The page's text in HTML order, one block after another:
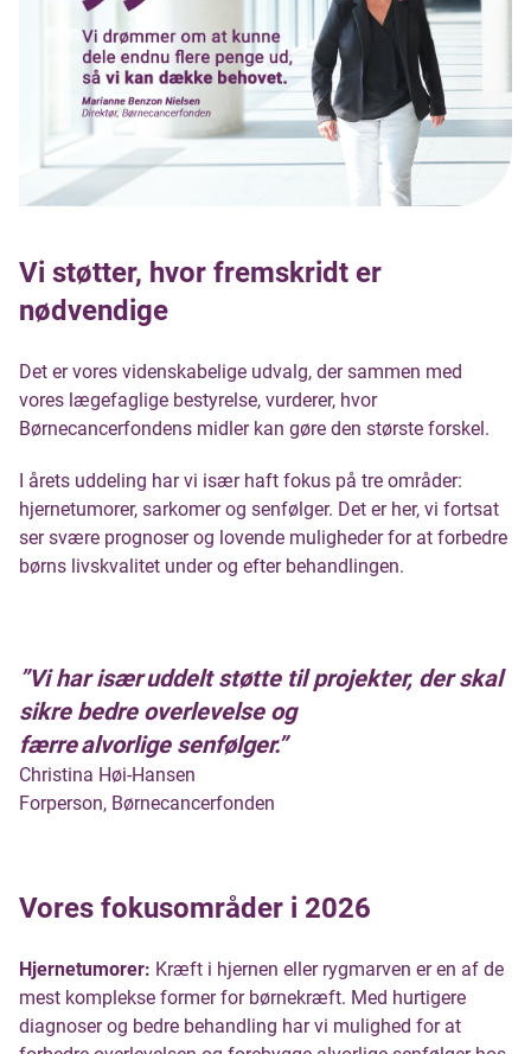
Vi støtter, hvor fremskridt er
nødvendige
Det er vores videnskabelige udvalg, der sammen med
vores lægefaglige bestyrelse, vurderer, hvor
Børnecancerfondens midler kan gøre den største forskel.
I årets uddeling har vi især haft fokus på tre områder:
hjernetumorer, sarkomer og senfølger. Det er her, vi fortsat
ser svære prognoser og lovende muligheder for at forbedre
børns livskvalitet under og efter behandlingen.
”Vi har især uddelt støtte til projekter, der skal
sikre bedre overlevelse og
færre alvorlige senfølger.”
Christina Høi-Hansen
Forperson, Børnecancerfonden
Vores fokusområder i 2026
Hjernetumorer: Kræft i hjernen eller rygmarven er en af de
mest komplekse former for børnekræft. Med hurtigere
diagnoser og bedre behandling har vi mulighed for at